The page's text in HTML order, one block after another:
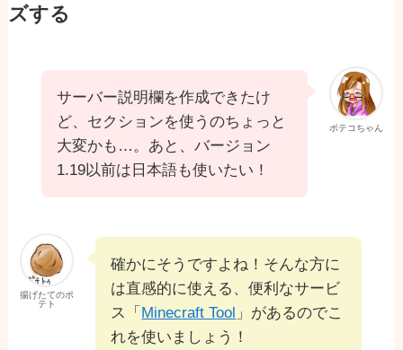
ズする
ポテコちゃん
サーバー説明欄を作成できたけ
ど、セクションを使うのちょっと
大変かも…。あと、バージョン
1.19以前は日本語も使いたい！
揚げたてのポ
テト
確かにそうですよね！そんな方に
は直感的に使える、便利なサービ
ス「 Minecraft Tool 」があるのでこ
れを使いましょう！